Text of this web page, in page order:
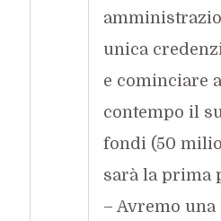
unica
e cominciare
contempo il
fondi (50
sarà la prima
– Avremo